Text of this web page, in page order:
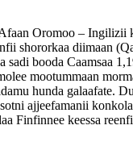
Oromoo – Ingilizii
shororkaa diimaan
sadi booda Caamsaa
mootummaan
hunda galaafate.
ajjeefamanii
Finfinnee keessa